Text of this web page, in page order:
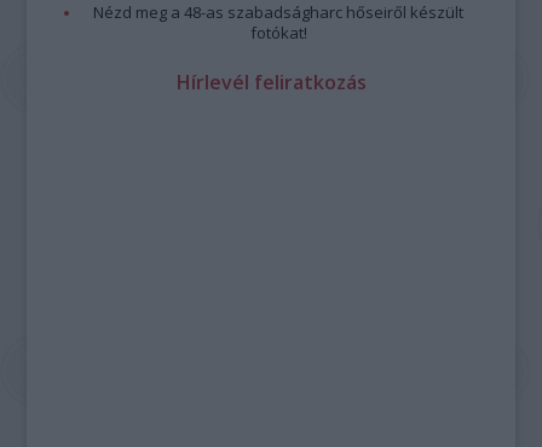
Nézd meg a 48-as szabadságharc hőseiről készült
fotókat!
Hírlevél feliratkozás